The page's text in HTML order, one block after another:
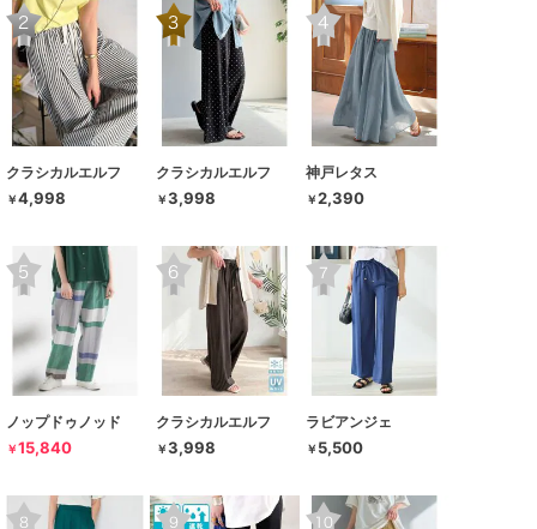
クラシカルエルフ
￥4,998
クラシカルエルフ
￥3,998
神戸レタス
￥2,390
ノップドゥノッド
￥15,840
クラシカルエルフ
￥3,998
ラビアンジェ
￥ 5,500